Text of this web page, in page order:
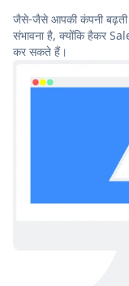
जैसे-जैसे आपकी कंपनी बढ़ती
संभावना है, क्योंकि हैकर
कर सकते हैं।